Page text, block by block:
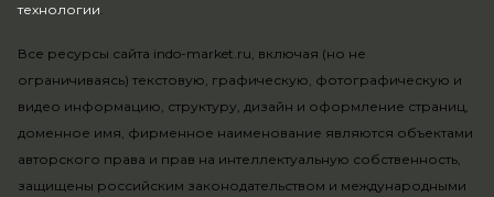
технологии.
Все ресурсы сайта indo-market.ru, включая (но не
ограничиваясь) текстовую, графическую, фотографическую и
видео информацию, структуру, дизайн и оформление страниц,
доменное имя, фирменное наименование являются объектами
авторского права и прав на интеллектуальную собственность,
защищены российским законодательством и международными